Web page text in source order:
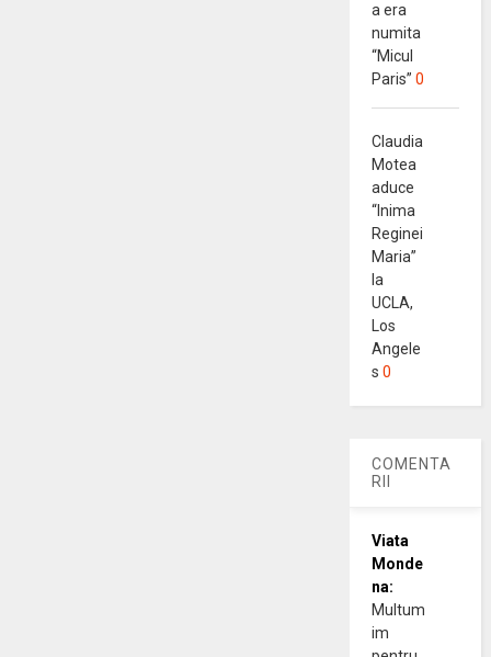
a era
numita
“Micul
Paris” 0
Claudia
Motea
aduce
“Inima
Reginei
Maria”
la
UCLA,
Los
Angele
s 0
COMENTA
RII
Viata
Monde
na:
Multum
im